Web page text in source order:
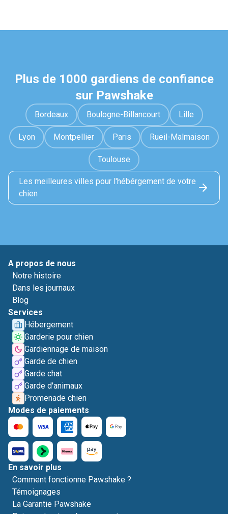
Plus de 1000 gardiens de confiance
sur Pawshake
Bordeaux Boulogne-Billancourt Lille
Lyon Montpellier Paris Rueil-Malmaison
Toulouse
Les meilleures villes pour l'hébérgement de votre
chien
A propos de nous
Notre histoire
Dans les journaux
Blog
Services
Hébergement
Garderie pour chien
Gardiennage de maison
Garde de chien
Garde chat
Garde d'animaux
Promenade chien
Modes de paiements
En savoir plus
Comment fonctionne Pawshake ?
Témoignages
La Garantie Pawshake